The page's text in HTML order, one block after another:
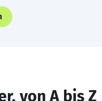
von A bis Z